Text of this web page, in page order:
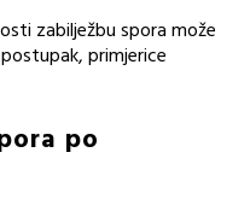
zabilježbu spora može
primjerice
po